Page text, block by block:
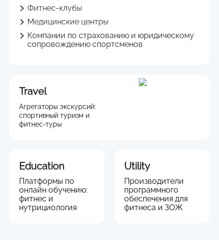
Фитнес-клубы
Медицинские центры
Компании по страхованию и юридическому
сопровождению спортсменов
Travel
Агрегаторы экскурсий:
спортивный туризм и
фитнес-туры
Education
Платформы по
онлайн обучению:
фитнес и
нутрициология
Utility
Производители
программного
обеспечения для
фитнеса и ЗОЖ